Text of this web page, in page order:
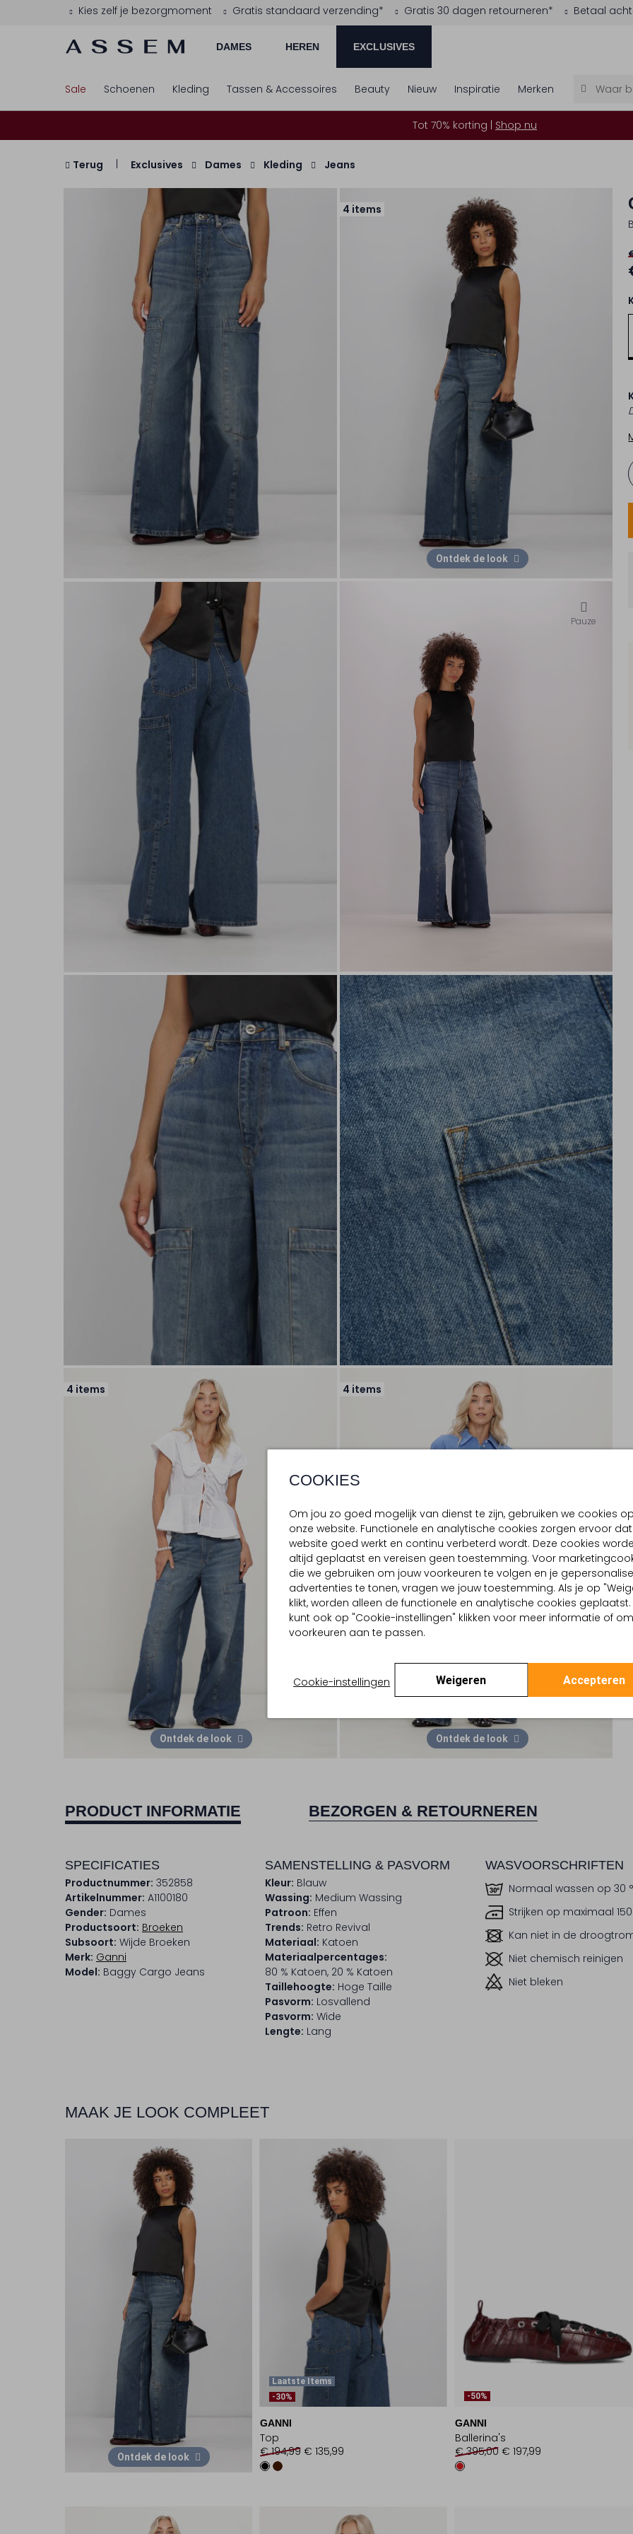
Kies zelf je bezorgmoment Gratis standaard verzending* Gratis 30 dagen retourneren* Betaal
DAMES HEREN EXCLUSIVES
COOKIES
Om jou zo goed mogelijk van dienst te zijn, gebruiken we cookies op
onze website. Functionele en analytische cookies zorgen ervoor
website goed werkt en continu verbeterd wordt. Deze cookies
altijd geplaatst en vereisen geen toestemming. Voor
die we gebruiken om jouw voorkeuren te volgen en je
advertenties te tonen, vragen we jouw toestemming. Als je op
klikt, worden alleen de functionele en analytische cookies geplaatst.
kunt ook op "Cookie-instellingen" klikken voor meer informatie of
voorkeuren aan te passen.
Cookie-instellingen Weigeren Accepteren
Sale Schoenen Kleding Tassen & Accessoires Beauty Nieuw Inspiratie Merken
Tot 70% korting | Shop nu
Terug Exclusives Dames Kleding Jeans
4 items
Ontdek de look
Pauze
4 items
Ontdek de look
4 items
Ontdek de look
PRODUCT INFORMATIE BEZORGEN & RETOURNEREN
SPECIFICATIES
Productnummer: 352858
Artikelnummer: A1100180
Gender: Dames
Productsoort: Broeken
Subsoort: Wijde Broeken
Merk: Ganni
Model: Baggy Cargo Jeans
SAMENSTELLING & PASVORM
Kleur: Blauw
Wassing: Medium Wassing
Patroon: Effen
Trends: Retro Revival
Materiaal: Katoen
Materiaalpercentages:
80 % Katoen, 20 % Katoen
Taillehoogte: Hoge Taille
Pasvorm: Losvallend
Pasvorm: Wide
Lengte: Lang
WASVOORSCHRIFTEN
Normaal wassen op 30
Strijken op maximaal 150
Kan niet in de
Niet chemisch reinigen
Niet bleken
MAAK JE LOOK COMPLEET
Ontdek de look
Laatste Items
-30%
GANNI
Top
€ 194,99 € 135,99
-50%
GANNI
Ballerina's
€ 395,00 € 197,99